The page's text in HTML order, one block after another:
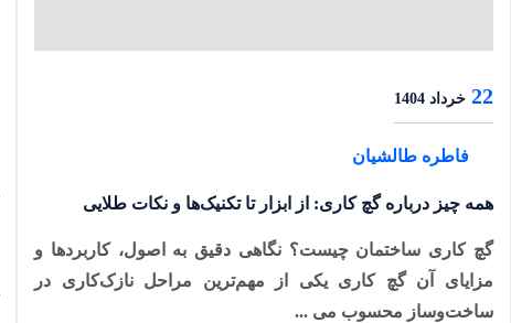
22 خرداد 1404
فاطره طالشیان
همه چیز درباره گچ کاری: از ابزار تا تکنیک‌ها و نکات طلایی
گچ کاری ساختمان چیست؟ نگاهی دقیق به اصول، کاربردها و
مزایای آن گچ کاری یکی از مهم‌ترین مراحل نازک‌کاری در
ساخت‌وساز محسوب می ...